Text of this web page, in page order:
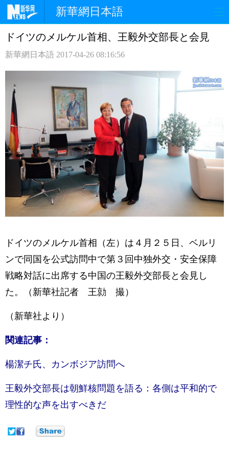
新華網日本語
ホームページ 政治 経済
写真
中日対訳
ドイツのメルケル首相、王毅外交部長と会見
新華網日本語 2017-04-26 08:16:56
ドイツのメルケル首相（左）は４月２５日、ベルリ
ンで同国を公式訪問中で第３回中独外交・安全保障
戦略対話に出席する中国の王毅外交部長と会見し
た。（新華社記者 王勍 撮）
（新華社より）
関連記事：
楊潔チ氏、カンボジア訪問へ
王毅外交部長は朝鮮核問題を語る：各側は平和的で
理性的な声を出すべきだ